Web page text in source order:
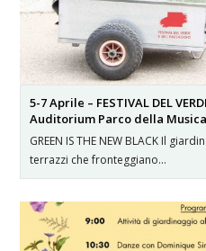
5-7 Aprile – FESTIVAL DEL
Auditorium Parco della
GREEN IS THE NEW BLACK Il
terrazzi che fronteggiano…